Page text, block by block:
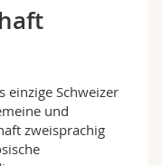
einzige Schweizer
und
zweisprachig